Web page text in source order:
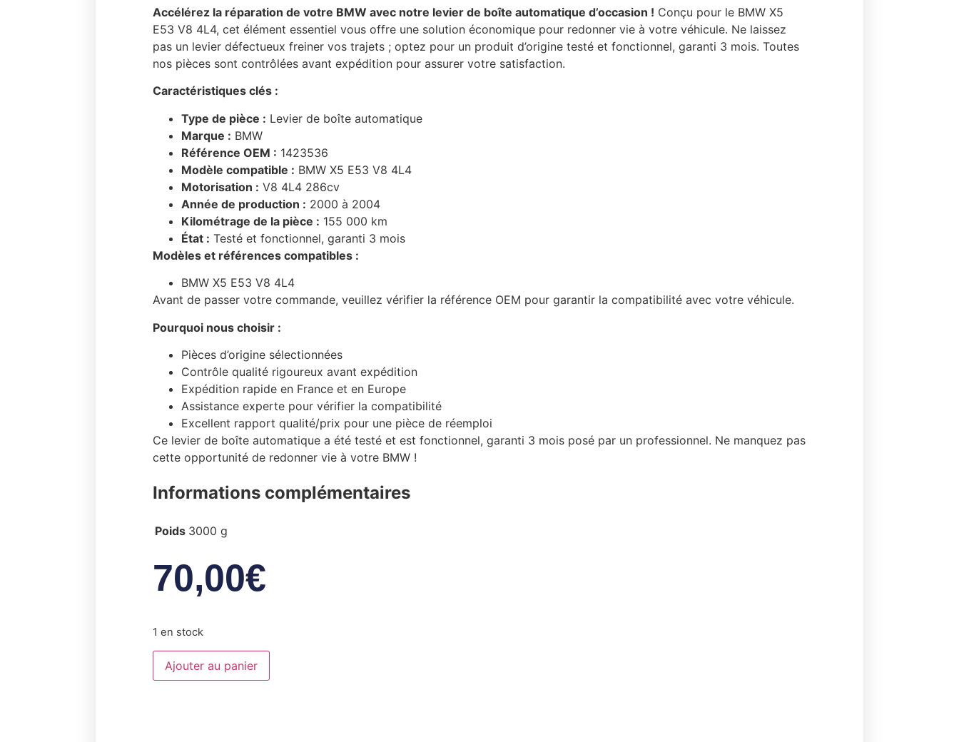
Accélérez la réparation de votre BMW avec notre levier de boîte automatique d’occasion ! Conçu pour le BMW X5
E53 V8 4L4, cet élément essentiel vous offre une solution économique pour redonner vie à votre véhicule. Ne laissez
pas un levier défectueux freiner vos trajets ; optez pour un produit d’origine testé et fonctionnel, garanti 3 mois. Toutes
nos pièces sont contrôlées avant expédition pour assurer votre satisfaction.
Caractéristiques clés :
Type de pièce : Levier de boîte automatique
Marque : BMW
Référence OEM : 1423536
Modèle compatible : BMW X5 E53 V8 4L4
Motorisation : V8 4L4 286cv
Année de production : 2000 à 2004
Kilométrage de la pièce : 155 000 km
État : Testé et fonctionnel, garanti 3 mois
Modèles et références compatibles :
BMW X5 E53 V8 4L4
Avant de passer votre commande, veuillez vérifier la référence OEM pour garantir la compatibilité avec votre véhicule.
Pourquoi nous choisir :
Pièces d’origine sélectionnées
Contrôle qualité rigoureux avant expédition
Expédition rapide en France et en Europe
Assistance experte pour vérifier la compatibilité
Excellent rapport qualité/prix pour une pièce de réemploi
Ce levier de boîte automatique a été testé et est fonctionnel, garanti 3 mois posé par un professionnel. Ne manquez pas
cette opportunité de redonner vie à votre BMW !
Informations complémentaires
Poids 3000 g
70,00€
1 en stock
Ajouter au panier